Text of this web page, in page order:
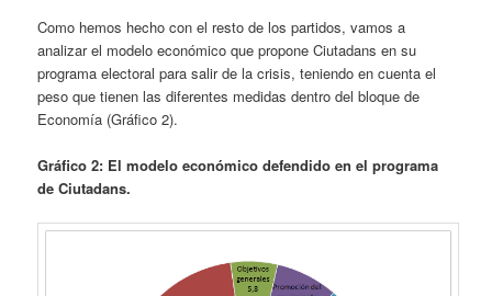
Como hemos hecho con el resto de los partidos, vamos a
analizar el modelo económico que propone Ciutadans en su
programa electoral para salir de la crisis, teniendo en cuenta el
peso que tienen las diferentes medidas dentro del bloque de
Economía (Gráfico 2).
Gráfico 2: El modelo económico defendido en el programa
de Ciutadans.